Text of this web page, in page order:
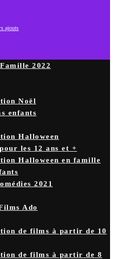
ajouts
2022
Noël
enfants
Halloween
les 12 ans et +
Halloween en famille
2021
Ado
de films à partir de 10
de films à partir de 8